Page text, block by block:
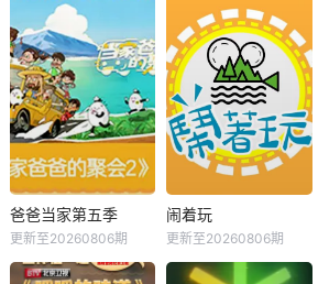
爸爸当家第五季
更新至20260806期
闹着玩
更新至20260806期